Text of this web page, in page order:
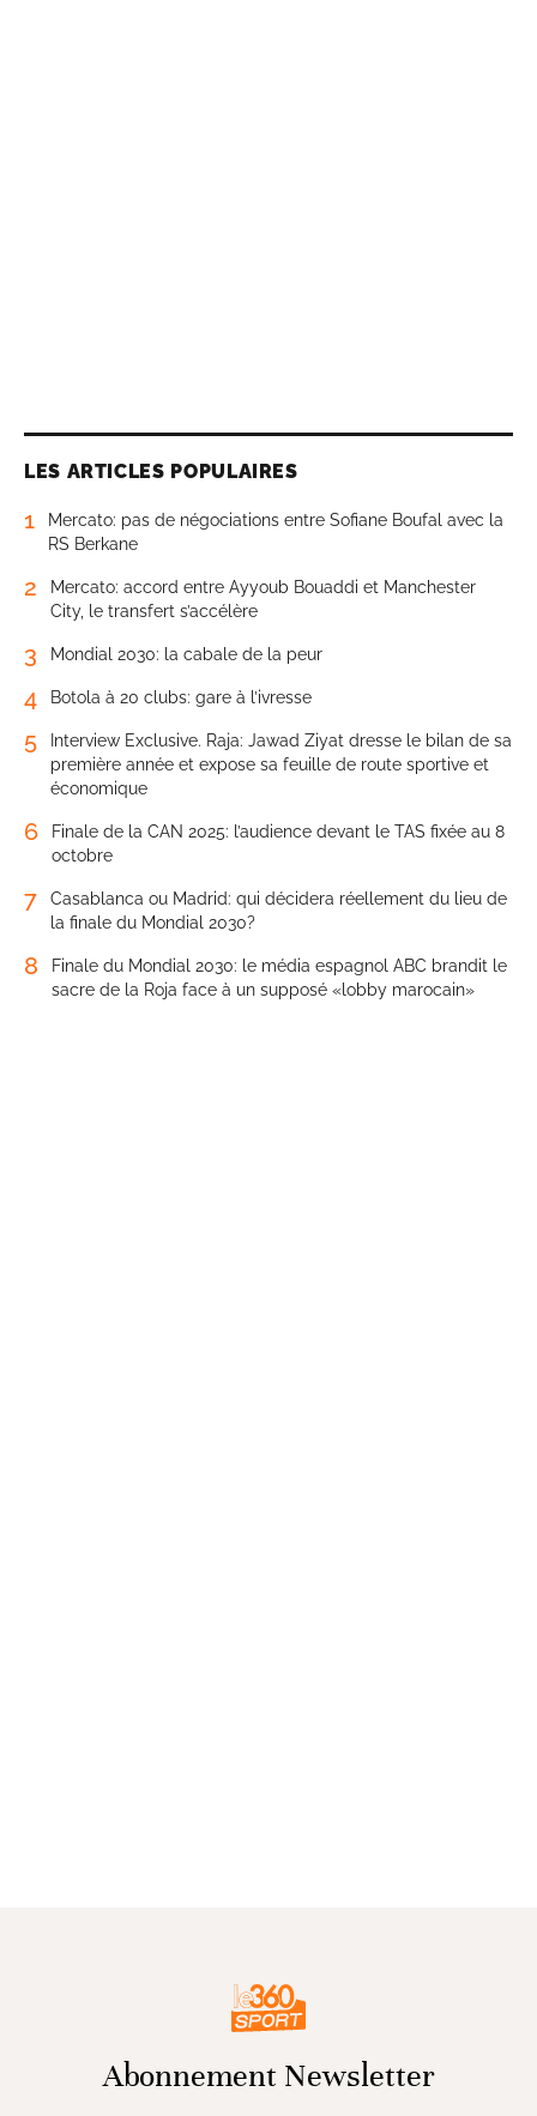
LES ARTICLES POPULAIRES
1
Mercato: pas de négociations entre Sofiane Boufal avec la
RS Berkane
2
Mercato: accord entre Ayyoub Bouaddi et Manchester
City, le transfert s’accélère
3 Mondial 2030: la cabale de la peur
4 Botola à 20 clubs: gare à l’ivresse
5
Interview Exclusive. Raja: Jawad Ziyat dresse le bilan de sa
première année et expose sa feuille de route sportive et
économique
6
Finale de la CAN 2025: l’audience devant le TAS fixée au 8
octobre
7
Casablanca ou Madrid: qui décidera réellement du lieu de
la finale du Mondial 2030?
8
Finale du Mondial 2030: le média espagnol ABC brandit le
sacre de la Roja face à un supposé «lobby marocain»
Abonnement Newsletter